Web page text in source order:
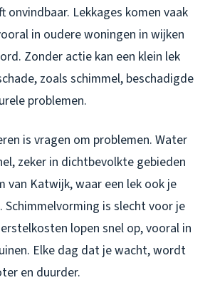
onvindbaar. Lekkages komen vaak
in oudere woningen in wijken
Zonder actie kan een klein lek
zoals schimmel, beschadigde
problemen.
is vragen om problemen. Water
zeker in dichtbevolkte gebieden
van Katwijk, waar een lek ook je
Schimmelvorming is slecht voor je
lopen snel op, vooral in
Elke dag dat je wacht, wordt
en duurder.